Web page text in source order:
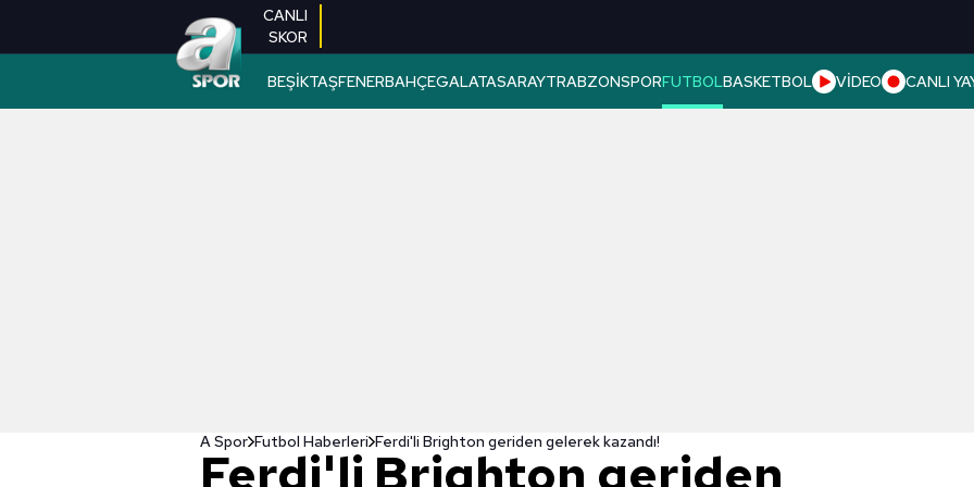
CANLI
SKOR
BEŞİKTAŞFENERBAHÇEGALATASARAYTRABZONSPORFUTBOLBASKETBOL VİDEO CANLI
A Spor Futbol Haberleri Ferdi'li Brighton geriden gelerek kazandı!
Ferdi'li Brighton geriden